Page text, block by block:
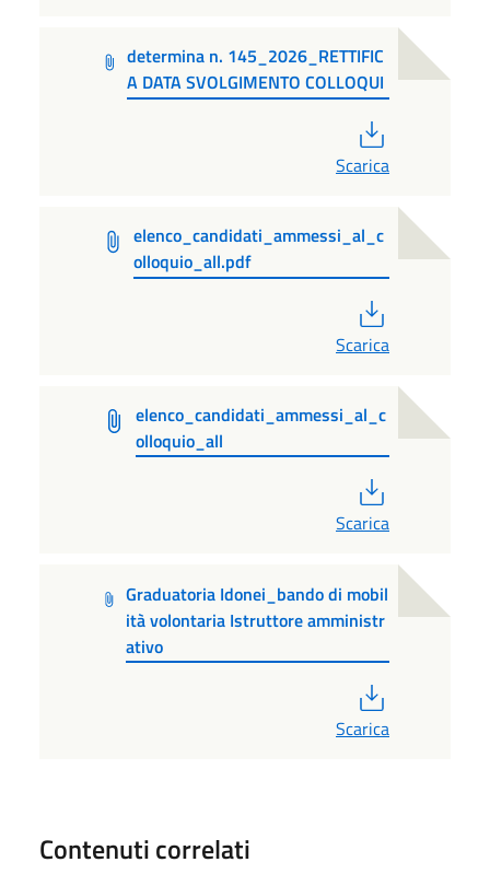
determina n. 145_2026_RETTIFIC
A DATA SVOLGIMENTO COLLOQUI
Scarica
elenco_candidati_ammessi_al_c
olloquio_all.pdf
Scarica
elenco_candidati_ammessi_al_c
olloquio_all
Scarica
Graduatoria Idonei_bando di mobil
ità volontaria Istruttore amministr
ativo
Scarica
Contenuti correlati